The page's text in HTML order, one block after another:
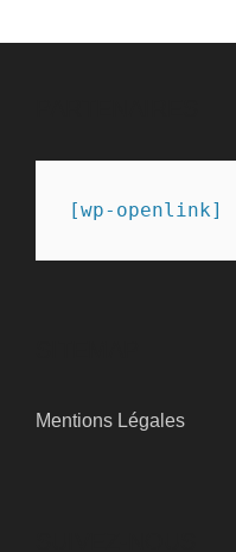
[wp-openlink]
Mentions Légales